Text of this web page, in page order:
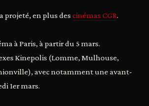
projeté, en plus des cinémas CGR.
à Paris, à partir du 5 mars.
Kinepolis (Lomme, Mulhouse,
avec notamment une avant-
1er mars.